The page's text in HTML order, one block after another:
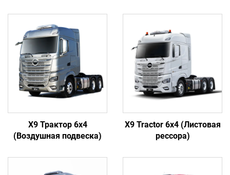
X9 Трактор 6x4
(Воздушная подвеска)
X9 Tractor 6x4 (Листовая
рессора)